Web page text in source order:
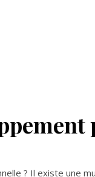
? Il existe une